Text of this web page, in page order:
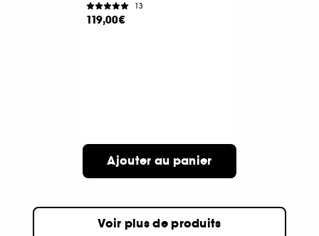
13
119,00€
Ajouter au panier
Voir plus de produits